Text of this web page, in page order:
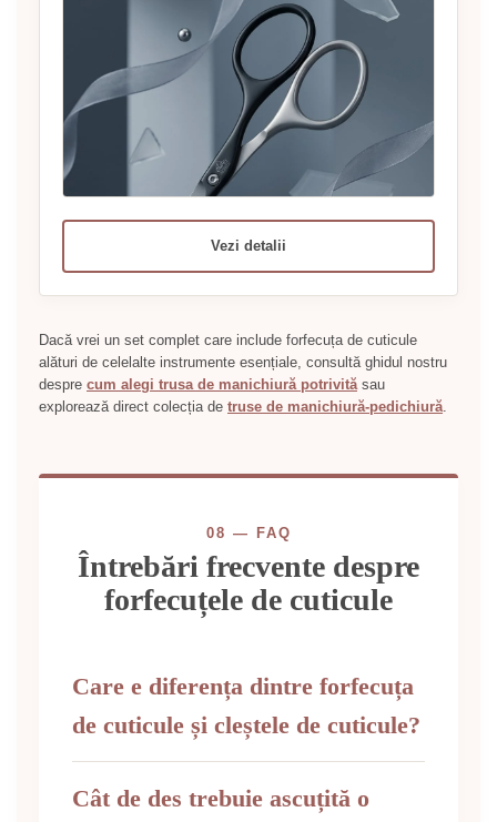
Vezi detalii
Dacă vrei un set complet care include forfecuța de cuticule
alături de celelalte instrumente esențiale, consultă ghidul nostru
despre cum alegi trusa de manichiură potrivităsau
explorează direct colecția de truse de manichiură-pedichiură.
08 — FAQ
Întrebări frecvente despre
forfecuțele de cuticule
Care e diferența dintre forfecuța
de cuticule și cleștele de cuticule?
Cât de des trebuie ascuțită o